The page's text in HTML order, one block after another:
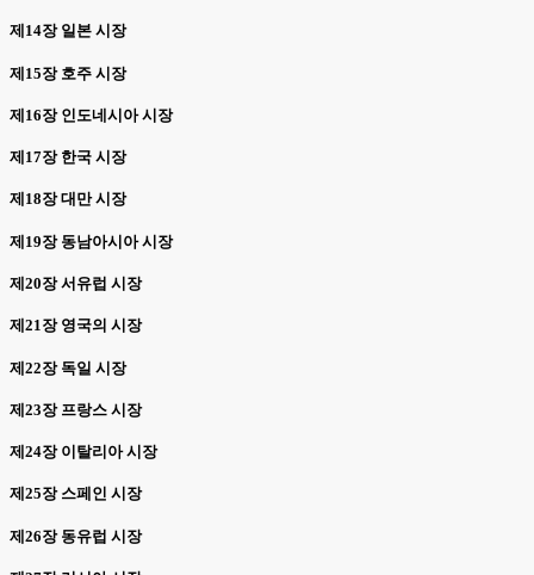
제14장 일본 시장
제15장 호주 시장
제16장 인도네시아 시장
제17장 한국 시장
제18장 대만 시장
제19장 동남아시아 시장
제20장 서유럽 시장
제21장 영국의 시장
제22장 독일 시장
제23장 프랑스 시장
제24장 이탈리아 시장
제25장 스페인 시장
제26장 동유럽 시장